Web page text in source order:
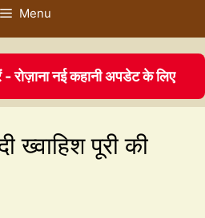
Menu
रोज़ाना नई कहानी अपडेट के लिए
ख्वाहिश पूरी की